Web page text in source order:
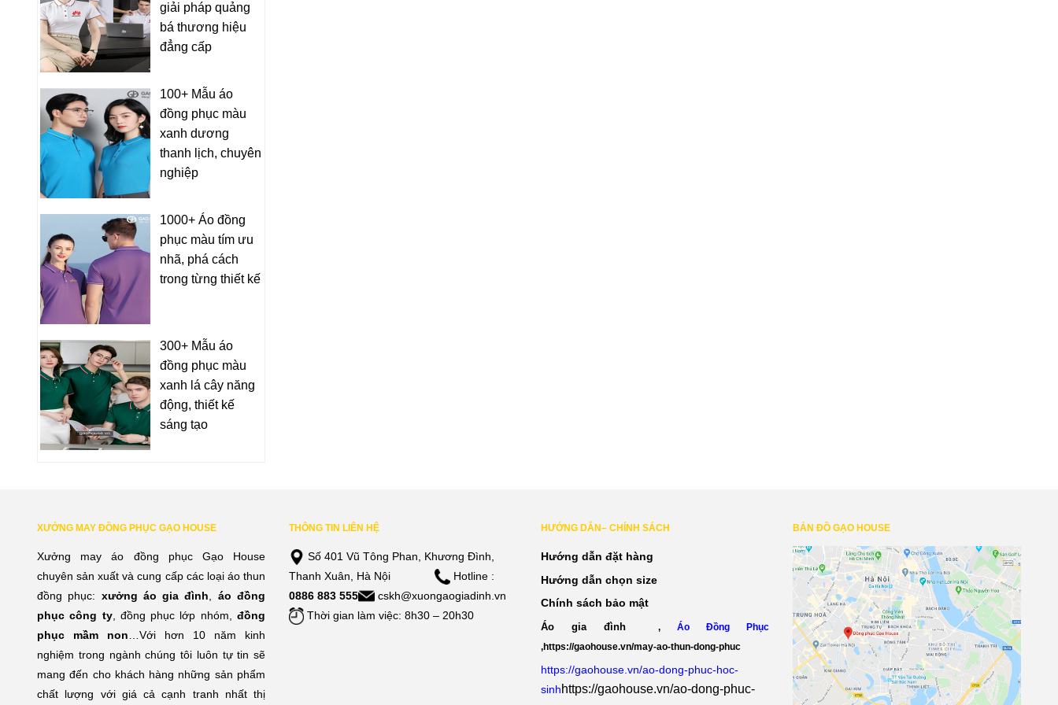
giải pháp quảng
bá thương hiệu
đẳng cấp
100+ Mẫu áo
đồng phục màu
xanh dương
thanh lịch, chuyên
nghiệp
1000+ Áo đồng
phục màu tím ưu
nhã, phá cách
trong từng thiết kế
300+ Mẫu áo
đồng phục màu
xanh lá cây năng
động, thiết kế
sáng tạo
XƯỞNG MAY ĐỒNG PHỤC GẠO HOUSE
Xưởng may áo đồng phục Gạo House
chuyên sản xuất và cung cấp các loại áo thun
đồng phục: xưởng áo gia đình
áo đồng
phục công ty, đồng phục lớp nhóm,đồng
phục mầm non …Với hơn 10 năm kinh
nghiệm trong ngành chúng tôi luôn tự tin sẽ
mang đến cho khách hàng những sản phẩm
chất lượng với giá cả cạnh tranh nhất thị
THÔNG TIN LIÊN HỆ
Số 401 Vũ Tông Phan, Khương Đình,
Thanh Xuân, Hà Nội
Hotline :
0886 883 555
cskh@xuongaogiadinh.vn
Thời gian làm việc: 8h30 – 20h30
HƯỚNG DẪN– CHÍNH SÁCH
Hướng dẫn đặt hàng
Hướng dẫn chọn size
Chính sách bảo mật
Áo gia đình,Áo Đồng Phục
,https://gaohouse.vn/may-ao-thun-dong-phuc
https://gaohouse.vn/ao-dong-phuc-hoc-
sinhhttps://gaohouse.vn/ao-dong-phuc-
BẢN ĐỒ GẠO HOUSE